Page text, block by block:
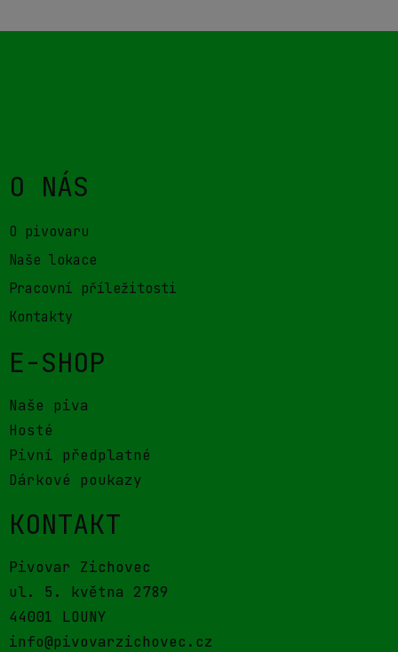
O NÁS
O pivovaru
Naše lokace
Pracovní příležitosti
Kontakty
E-SHOP
Naše piva
Hosté
Pivní předplatné
Dárkové poukazy
KONTAKT
Pivovar Zichovec
ul. 5. května 2789
44001 LOUNY
info@pivovarzichovec.cz